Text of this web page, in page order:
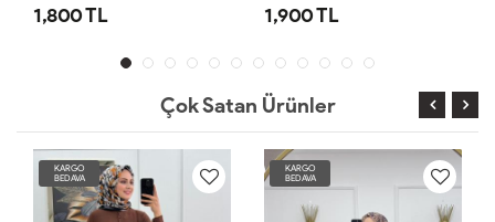
1,800 TL 1,900 TL
Çok Satan Ürünler
KARGO
BEDAVA
KARGO
BEDAVA